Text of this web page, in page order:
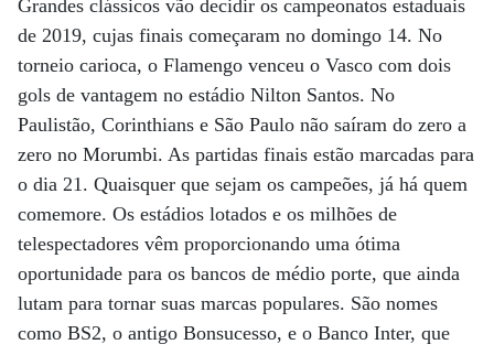
Grandes clássicos vão decidir os campeonatos estaduais
de 2019, cujas finais começaram no domingo 14. No
torneio carioca, o Flamengo venceu o Vasco com dois
gols de vantagem no estádio Nilton Santos. No
Paulistão, Corinthians e São Paulo não saíram do zero a
zero no Morumbi. As partidas finais estão marcadas para
o dia 21. Quaisquer que sejam os campeões, já há quem
comemore. Os estádios lotados e os milhões de
telespectadores vêm proporcionando uma ótima
oportunidade para os bancos de médio porte, que ainda
lutam para tornar suas marcas populares. São nomes
como BS2, o antigo Bonsucesso, e o Banco Inter, que